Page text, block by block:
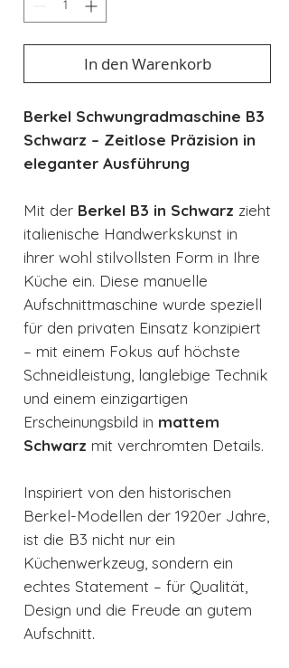
In den Warenkorb
Berkel Schwungradmaschine B3
Schwarz – Zeitlose Präzision in
eleganter Ausführung
Mit der Berkel B3 in Schwarz zieht
italienische Handwerkskunst in
ihrer wohl stilvollsten Form in Ihre
Küche ein. Diese manuelle
Aufschnittmaschine wurde speziell
für den privaten Einsatz konzipiert
– mit einem Fokus auf höchste
Schneidleistung, langlebige Technik
und einem einzigartigen
Erscheinungsbild in mattem
Schwarz mit verchromten Details.
Inspiriert von den historischen
Berkel-Modellen der 1920er Jahre,
ist die B3 nicht nur ein
Küchenwerkzeug, sondern ein
echtes Statement – für Qualität,
Design und die Freude an gutem
Aufschnitt.